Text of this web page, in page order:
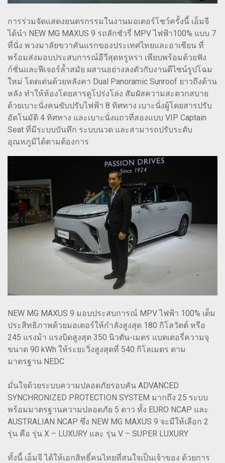
การร่วมจัดแสดงยนตรกรรมในงานมอเตอร์โชว์ครั้งนี้ เอ็มจี
ได้นำ NEW MG MAXUS 9 รถลักชัวรี่ MPV ไฟฟ้า100% แบบ 7
ที่นั่ง พวงมาลัยขวาคันแรกของประเทศไทยและอาเซียน ที่
พร้อมส่งมอบประสบการณ์อีวีสุดหรูหรา เพียบพร้อมด้วยฟัง
ก์ชั่นและฟีเจอร์ล้ำสมัย ผสานอย่างลงตัวกับงานดีไซน์รูปโฉม
ใหม่ โดดเด่นด้วยหลังคา Dual Panoramic Sunroof ยาวถึงด้าน
หลัง ทำให้ห้องโดยสารดูโปร่งโล่ง สัมผัสความสะดวกสบาย
ด้วยเบาะนั่งคนขับปรับไฟฟ้า 8 ทิศทาง เบาะนั่งผู้โดยสารปรับ
อัตโนมัติ 4 ทิศทาง และเบาะนั่งแถวที่สองแบบ VIP Captain
Seat ที่มีระบบบันทึก ระบบนวด และสามารถปรับระดับ
อุณหภูมิได้ตามต้องการ
NEW MG MAXUS 9 มอบประสบการณ์ MPV ไฟฟ้า 100% เต็ม
ประสิทธิภาพด้วยมอเตอร์ให้กำลังสูงสุด 180 กิโลวัตต์ หรือ
245 แรงม้า แรงบิดสูงสุด 350 นิวตัน-เมตร แบตเตอรี่ความจุ
ขนาด 90 kWh ให้ระยะวิ่งสูงสุดที่ 540 กิโลเมตร ตาม
มาตรฐาน NEDC
มั่นใจด้วยระบบความปลอดภัยรอบคัน ADVANCED
SYNCHRONIZED PROTECTION SYSTEM มากถึง 25 ระบบ
พร้อมมาตรฐานความปลอดภัย 5 ดาว ทั้ง EURO NCAP และ
AUSTRALIAN NCAP ซึ่ง NEW MG MAXUS 9 จะมีให้เลือก 2
รุ่น คือ รุ่น X – LUXURY และ รุ่น V – SUPER LUXURY
ทั้งนี้ เอ็มจี ได้ให้เอกสิทธิ์คนไทยที่สนใจเป็นเจ้าของ ด้วยการ